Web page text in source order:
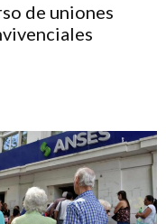
de uniones